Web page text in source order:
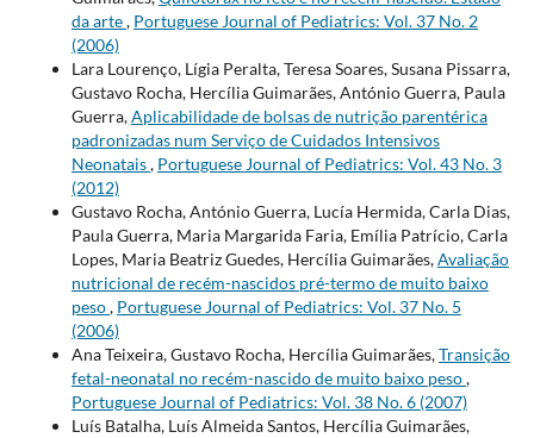
da arte, Portuguese Journal of Pediatrics: Vol. 37 No. 2
(2006)
Lara Lourenço, Lígia Peralta, Teresa Soares, Susana Pissarra,
Gustavo Rocha, Hercília Guimarães, António Guerra, Paula
Guerra,Aplicabilidade de bolsas de nutrição parentérica
padronizadas num Serviço de Cuidados Intensivos
Neonatais, Portuguese Journal of Pediatrics: Vol. 43 No. 3
(2012)
Gustavo Rocha, António Guerra, Lucía Hermida, Carla Dias,
Paula Guerra, Maria Margarida Faria, Emília Patrício, Carla
Lopes, Maria Beatriz Guedes, Hercília Guimarães,Avaliação
nutricional de recém-nascidos pré-termo de muito baixo
peso, Portuguese Journal of Pediatrics: Vol. 37 No. 5
(2006)
Ana Teixeira, Gustavo Rocha, Hercília Guimarães,Transição
fetal-neonatal no recém-nascido de muito baixo peso,
Portuguese Journal of Pediatrics: Vol. 38 No. 6 (2007)
Luís Batalha, Luís Almeida Santos, Hercília Guimarães,